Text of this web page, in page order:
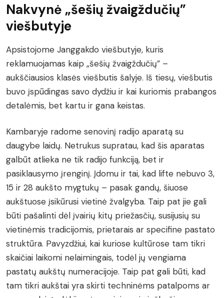
Nakvynė „šešių žvaigždučių”
viešbutyje
Apsistojome Janggakdo viešbutyje, kuris
reklamuojamas kaip „šešių žvaigždučių” –
aukščiausios klasės viešbutis šalyje. Iš tiesų, viešbutis
buvo įspūdingas savo dydžiu ir kai kuriomis prabangos
detalėmis, bet kartu ir gana keistas.
Kambaryje radome senovinį radijo aparatą su
daugybe laidų. Netrukus supratau, kad šis aparatas
galbūt atlieka ne tik radijo funkciją, bet ir
pasiklausymo įrenginį. Įdomu ir tai, kad lifte nebuvo 3,
15 ir 28 aukšto mygtukų – pasak gandų, šiuose
aukštuose įsikūrusi vietinė žvalgyba. Taip pat jie gali
būti pašalinti dėl įvairių kitų priežasčių, susijusių su
vietinėmis tradicijomis, prietarais ar specifine pastato
struktūra. Pavyzdžiui, kai kuriose kultūrose tam tikri
skaičiai laikomi nelaimingais, todėl jų vengiama
pastatų aukštų numeracijoje. Taip pat gali būti, kad
tam tikri aukštai yra skirti techninėms patalpoms ar